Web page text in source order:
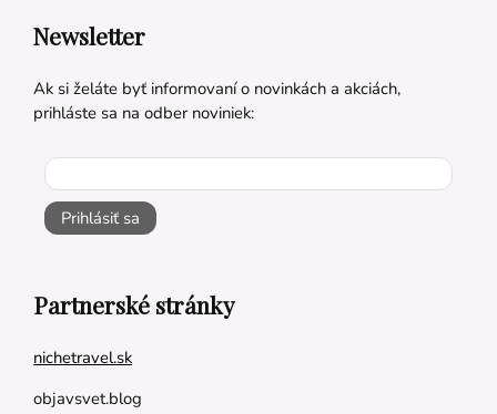
Newsletter
Ak si želáte byť informovaní o novinkách a akciách,
prihláste sa na odber noviniek:
Prihlásiť sa
Partnerské stránky
nichetravel.sk
objavsvet.blog